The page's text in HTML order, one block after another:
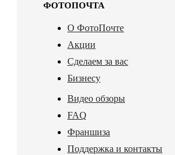
ФОТОПОЧТА
О ФотоПочте
Акции
Сделаем за вас
Бизнесу
Видео обзоры
FAQ
Франшиза
Поддержка и контакты